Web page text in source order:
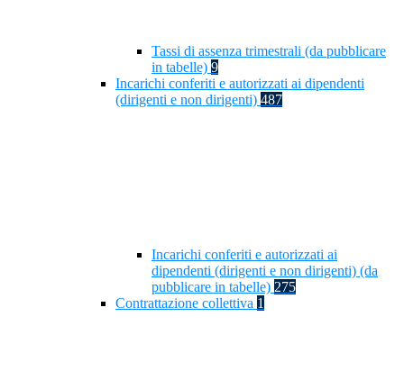
Tassi di assenza trimestrali (da pubblicare
in tabelle) 9
Incarichi conferiti e autorizzati ai dipendenti
(dirigenti e non dirigenti) 487
Incarichi conferiti e autorizzati ai
dipendenti (dirigenti e non dirigenti) (da
pubblicare in tabelle) 275
Contrattazione collettiva 1